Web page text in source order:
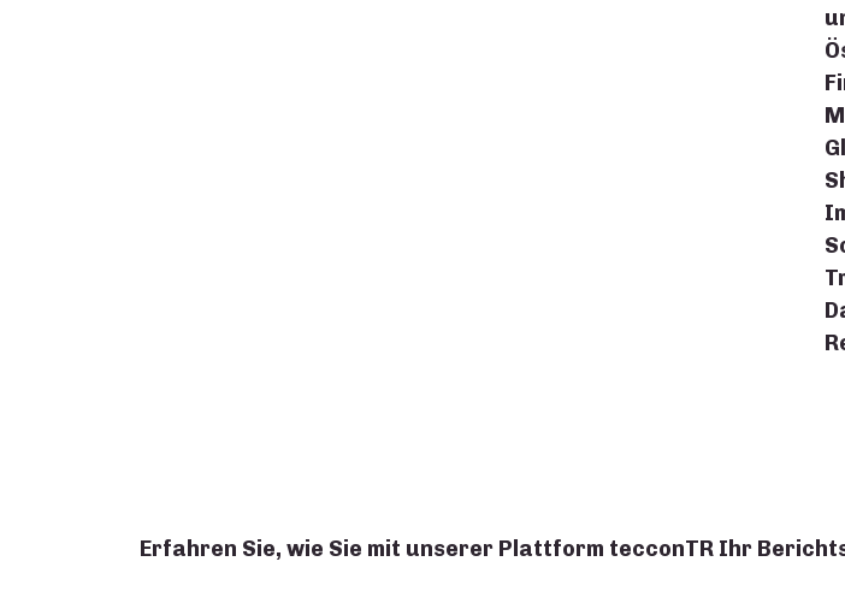
Erfahren Sie, wie Sie mit unserer Plattform tecconTR Ihr